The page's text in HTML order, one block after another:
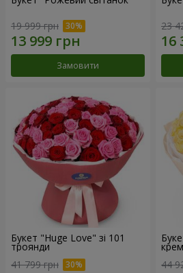
19 999 грн
Замовити
23
Букет "Huge Love" зі 101
троянди
41 799 грн
44